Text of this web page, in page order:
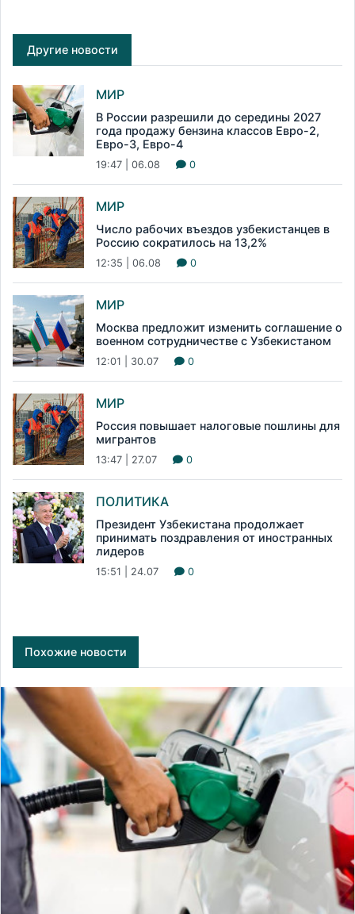
Другие новости
МИР
В России разрешили до середины 2027
года продажу бензина классов Евро-2,
Евро-3, Евро-4
19:47 | 06.08 0
МИР
Число рабочих въездов узбекистанцев в
Россию сократилось на 13,2%
12:35 | 06.08 0
МИР
Москва предложит изменить соглашение о
военном сотрудничестве с Узбекистаном
12:01 | 30.07 0
МИР
Россия повышает налоговые пошлины для
мигрантов
13:47 | 27.07 0
ПОЛИТИКА
Президент Узбекистана продолжает
принимать поздравления от иностранных
лидеров
15:51 | 24.07 0
Похожие новости